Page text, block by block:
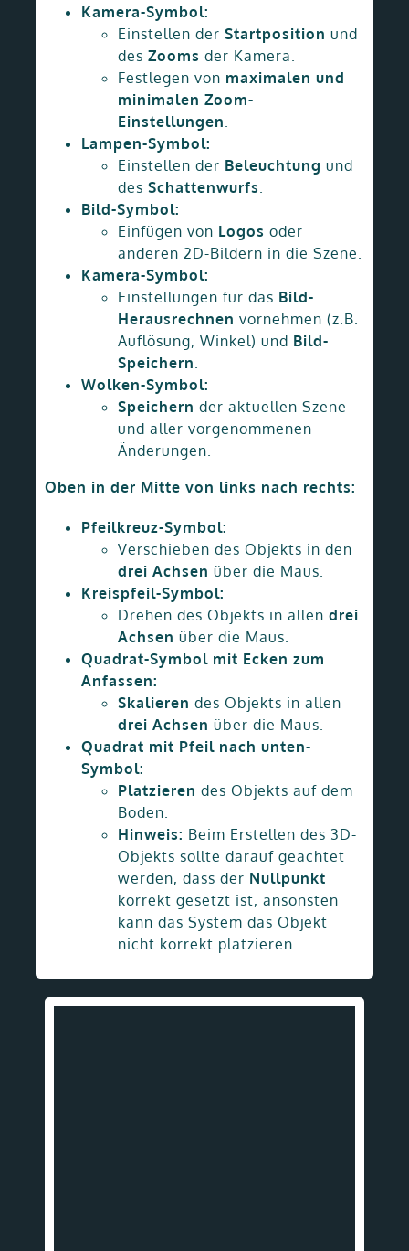
Kamera-Symbol:
Einstellen der Startposition und
des Zooms der Kamera.
Festlegen von maximalen und
minimalen Zoom-
Einstellungen
Lampen-Symbol:
Einstellen der Beleuchtung und
des Schattenwurfs
Bild-Symbol:
Einfügen von Logos oder
anderen 2D-Bildern in die Szene.
Kamera-Symbol:
Einstellungen für das Bild-
Herausrechnen vornehmen (z.B.
Auflösung, Winkel) und Bild-
Speichern
Wolken-Symbol:
Speichern der aktuellen Szene
und aller vorgenommenen
Änderungen.
Oben in der Mitte von links nach rechts:
Pfeilkreuz-Symbol:
Verschieben des Objekts in den
drei Achsen über die Maus.
Kreispfeil-Symbol:
Drehen des Objekts in allen drei
Achsen über die Maus.
Quadrat-Symbol mit Ecken zum
Anfassen:
Skalieren des Objekts in allen
drei Achsen über die Maus.
Quadrat mit Pfeil nach unten-
Symbol:
Platzieren des Objekts auf dem
Boden.
Hinweis: Beim Erstellen des 3D-
Objekts sollte darauf geachtet
werden, dass der Nullpunkt
korrekt gesetzt ist, ansonsten
kann das System das Objekt
nicht korrekt platzieren.